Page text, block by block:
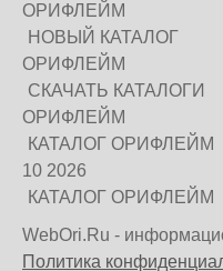
ОРИФЛЕЙМ
НОВЫЙ КАТАЛОГ
ОРИФЛЕЙМ
СКАЧАТЬ КАТАЛОГИ
ОРИФЛЕЙМ
КАТАЛОГ ОРИФЛЕЙМ
10 2026
КАТАЛОГ ОРИФЛЕЙМ
WebOri.Ru -
Политика